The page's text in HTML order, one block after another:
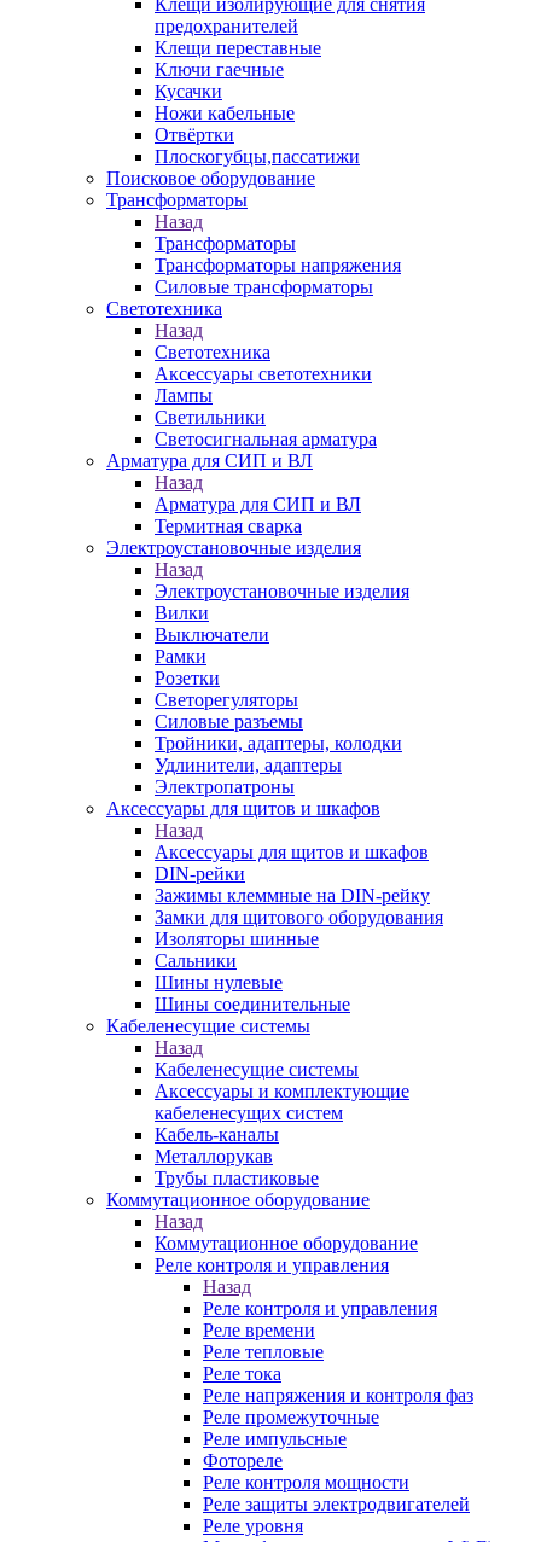
Клещи изолирующие для снятия
предохранителей
Клещи переставные
Ключи гаечные
Кусачки
Ножи кабельные
Отвёртки
Плоскогубцы,пассатижи
Поисковое оборудование
Трансформаторы
Назад
Трансформаторы
Трансформаторы напряжения
Силовые трансформаторы
Светотехника
Назад
Светотехника
Аксессуары светотехники
Лампы
Светильники
Светосигнальная арматура
Арматура для СИП и ВЛ
Назад
Арматура для СИП и ВЛ
Термитная сварка
Электроустановочные изделия
Назад
Электроустановочные изделия
Вилки
Выключатели
Рамки
Розетки
Светорегуляторы
Силовые разъемы
Тройники, адаптеры, колодки
Удлинители, адаптеры
Электропатроны
Аксессуары для щитов и шкафов
Назад
Аксессуары для щитов и шкафов
DIN-рейки
Зажимы клеммные на DIN-рейку
Замки для щитового оборудования
Изоляторы шинные
Сальники
Шины нулевые
Шины соединительные
Кабеленесущие системы
Назад
Кабеленесущие системы
Аксессуары и комплектующие
кабеленесущих систем
Кабель-каналы
Металлорукав
Трубы пластиковые
Коммутационное оборудование
Назад
Коммутационное оборудование
Реле контроля и управления
Назад
Реле контроля и управления
Реле времени
Реле тепловые
Реле тока
Реле напряжения и контроля фаз
Реле промежуточные
Реле импульсные
Фотореле
Реле контроля мощности
Реле защиты электродвигателей
Реле уровня